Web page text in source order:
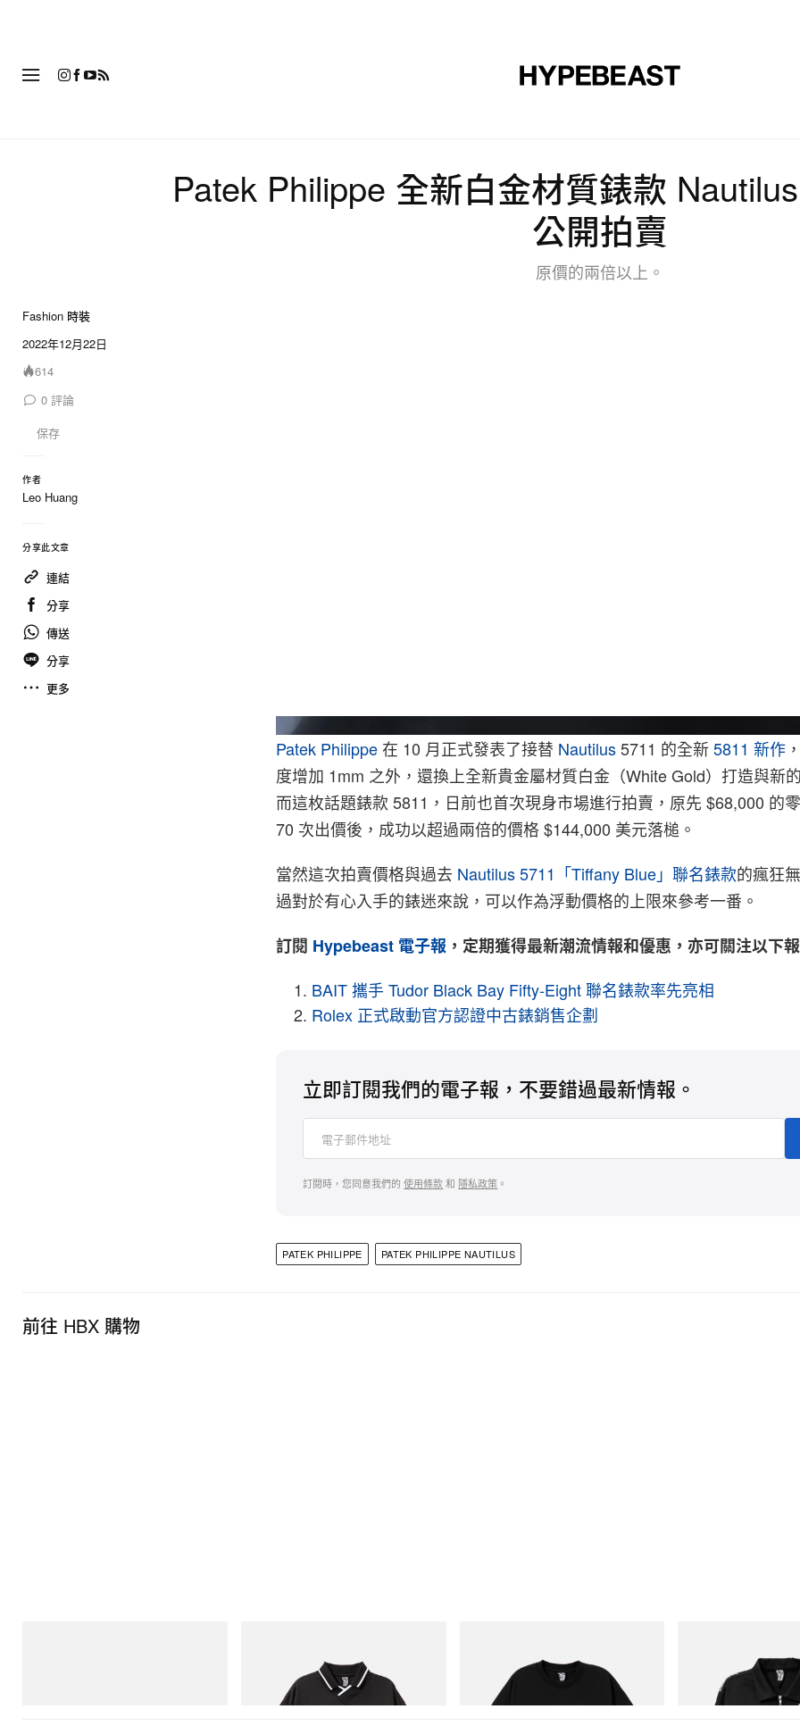
Patek Philippe 全新白金材質錶款
公開拍賣
原價的兩倍以上。
Fashion 時裝
2022年12月22日
614
0 評論
保存
作者
Leo Huang
分享此文章
連結
分享
傳送
分享
更多
Patek Philippe 在 10 月正式發表了接替 Nautilus5711 的全新5811 新作
度增加 1mm 之外，還換上全新貴金屬材質白金（White Gold）打造與新
而這枚話題錶款 5811，日前也首次現身市場進行拍賣，原先 $68,000 的
70 次出價後，成功以超過兩倍的價格 $144,000 美元落槌。
當然這次拍賣價格與過去 Nautilus 5711「Tiffany Blue」聯名錶款的瘋狂
過對於有心入手的錶迷來說，可以作為浮動價格的上限來參考一番。
訂閱 Hypebeast 電子報 ，定期獲得最新潮流情報和優惠，亦可關注以下報
BAIT 攜手 Tudor Black Bay Fifty-Eight 聯名錶款率先亮相
Rolex 正式啟動官方認證中古錶銷售企劃
立即訂閱我們的電子報，不要錯過最新情報。
訂閱時，您同意我們的使用條款和 隱私政策 。
PATEK PHILIPPE PATEK PHILIPPE NAUTILUS
前往 HBX 購物
Billionaire Boys Club X Initial D Game
立即購入
BILLIONAIRE BOYS CLUB X INITIAL D
COTTON T-SHIRT #1
立即購入
Billionaire Boys Club X
立即購入